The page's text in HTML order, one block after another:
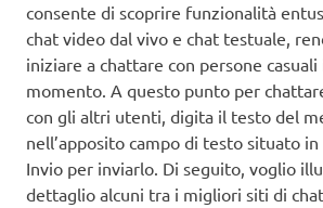
consente di scoprire funzionalità
chat video dal vivo e chat testuale,
iniziare a chattare con persone casuali
momento. A questo punto per
con gli altri utenti, digita il testo del
nell’apposito campo di testo situato
Invio per inviarlo. Di seguito, voglio
dettaglio alcuni tra i migliori siti di